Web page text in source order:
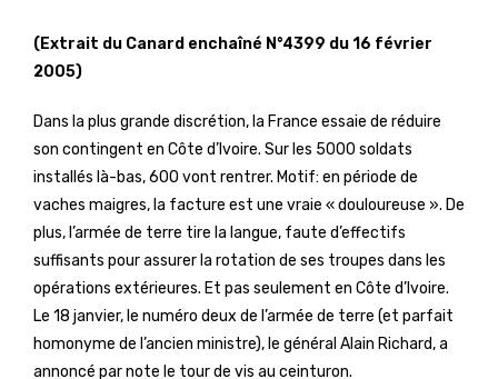
(Extrait du Canard enchaîné N°4399 du 16 février
2005)
Dans la plus grande discrétion, la France essaie de réduire
son contingent en Côte d’Ivoire. Sur les 5000 soldats
installés là-bas, 600 vont rentrer. Motif: en période de
vaches maigres, la facture est une vraie « douloureuse ». De
plus, l’armée de terre tire la langue, faute d’effectifs
suffisants pour assurer la rotation de ses troupes dans les
opérations extérieures. Et pas seulement en Côte d’Ivoire.
Le 18 janvier, le numéro deux de l’armée de terre (et parfait
homonyme de l’ancien ministre), le général Alain Richard, a
annoncé par note le tour de vis au ceinturon.